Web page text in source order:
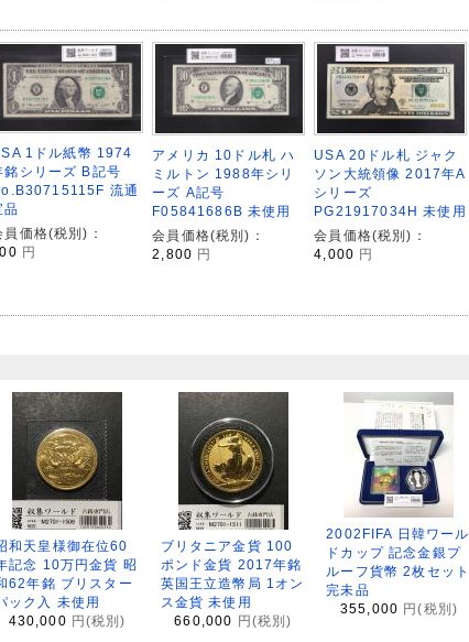
1ドル紙幣 1974
銘シリーズ B記号
流通
品
員価格(税別)：
円
アメリカ 10ドル札 ハ
ミルトン 1988年シリ
ーズ A記号
F05841686B 未使用
会員価格(税別)：
2,800 円
USA 20ドル札 ジャク
ソン大統領像 2017年A
シリーズ
PG21917034H 未使用
会員価格(税別)：
4,000 円
和天皇様御在位60
記念 10万円金貨 昭
62年銘 ブリスター
ック入 未使用
430,000 円(税別)
ブリタニア金貨 100
ポンド金貨 2017年銘
英国王立造幣局 1オン
ス金貨 未使用
660,000 円(税別)
2002FIFA 日韓ワール
ドカップ 記念金銀プ
ルーフ貨幣 2枚セット
完未品
355,000 円(税別)